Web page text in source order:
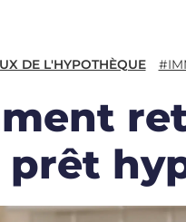
DE L'HYPOTHÈQUE
prêt